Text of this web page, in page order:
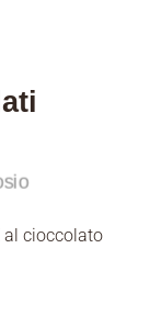
al cioccolato